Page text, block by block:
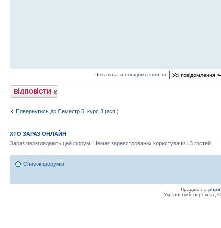
Показувати повідомлення за:
Відповісти
Повернутись до Семестр 5, курс 3 (асп.)
ХТО ЗАРАЗ ОНЛАЙН
Зараз переглядають цей форум: Немає зареєстрованих користувачів і 3 гостей
Список форумів
Працює на
Український переклад